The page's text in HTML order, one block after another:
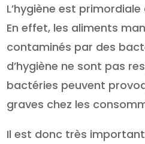
L’hygiène est
En effet, les aliments
contaminés par des
d’hygiène ne sont pas
bactéries peuvent
graves chez les
Il est donc très